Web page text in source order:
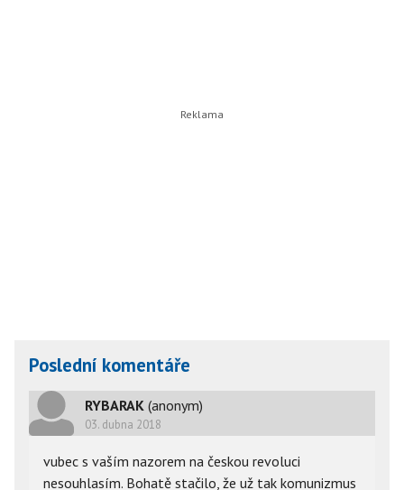
Poslední komentáře
RYBARAK (anonym)
03. dubna 2018
vubec s vaším nazorem na českou revoluci
nesouhlasím. Bohatě stačilo, že už tak komunizmus